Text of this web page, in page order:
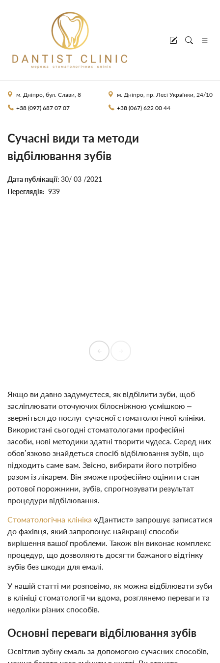
м. Дніпро, бул. Слави, 8
+38 (097) 687 07 07
м. Дніпро, пр. Лесі Українки, 24/10
+38 (067) 622 00 44
Сучасні види та методи
відбілювання зубів
Дата публікації: 30/ 03 /2021
Переглядів: 939
Якщо ви давно задумуєтеся, як відбілити зуби, щоб
засліплювати оточуючих білосніжною усмішкою –
зверніться до послуг сучасної стоматологічної клініки.
Використані сьогодні стоматологами професійні
засоби, нові методики здатні творити чудеса. Серед них
обов’язково знайдеться спосіб відбілювання зубів, що
підходить саме вам. Звісно, ​​вибирати його потрібно
разом із лікарем. Він зможе професійно оцінити стан
ротової порожнини, зубів, спрогнозувати результат
процедури відбілювання.
Стоматологічна клініка «Дантист» запрошує записатися
до фахівця, який запропонує найкращі способи
вирішення вашої проблеми. Також він виконає комплекс
процедур, що дозволяють досягти бажаного відтінку
зубів без шкоди для емалі.
У нашій статті ми розповімо, як можна відбілювати зуби
в клініці стоматології чи вдома, розглянемо переваги та
недоліки різних способів.
Основні переваги відбілювання зубів
Освітлив зубну емаль за допомогою сучасних способів,